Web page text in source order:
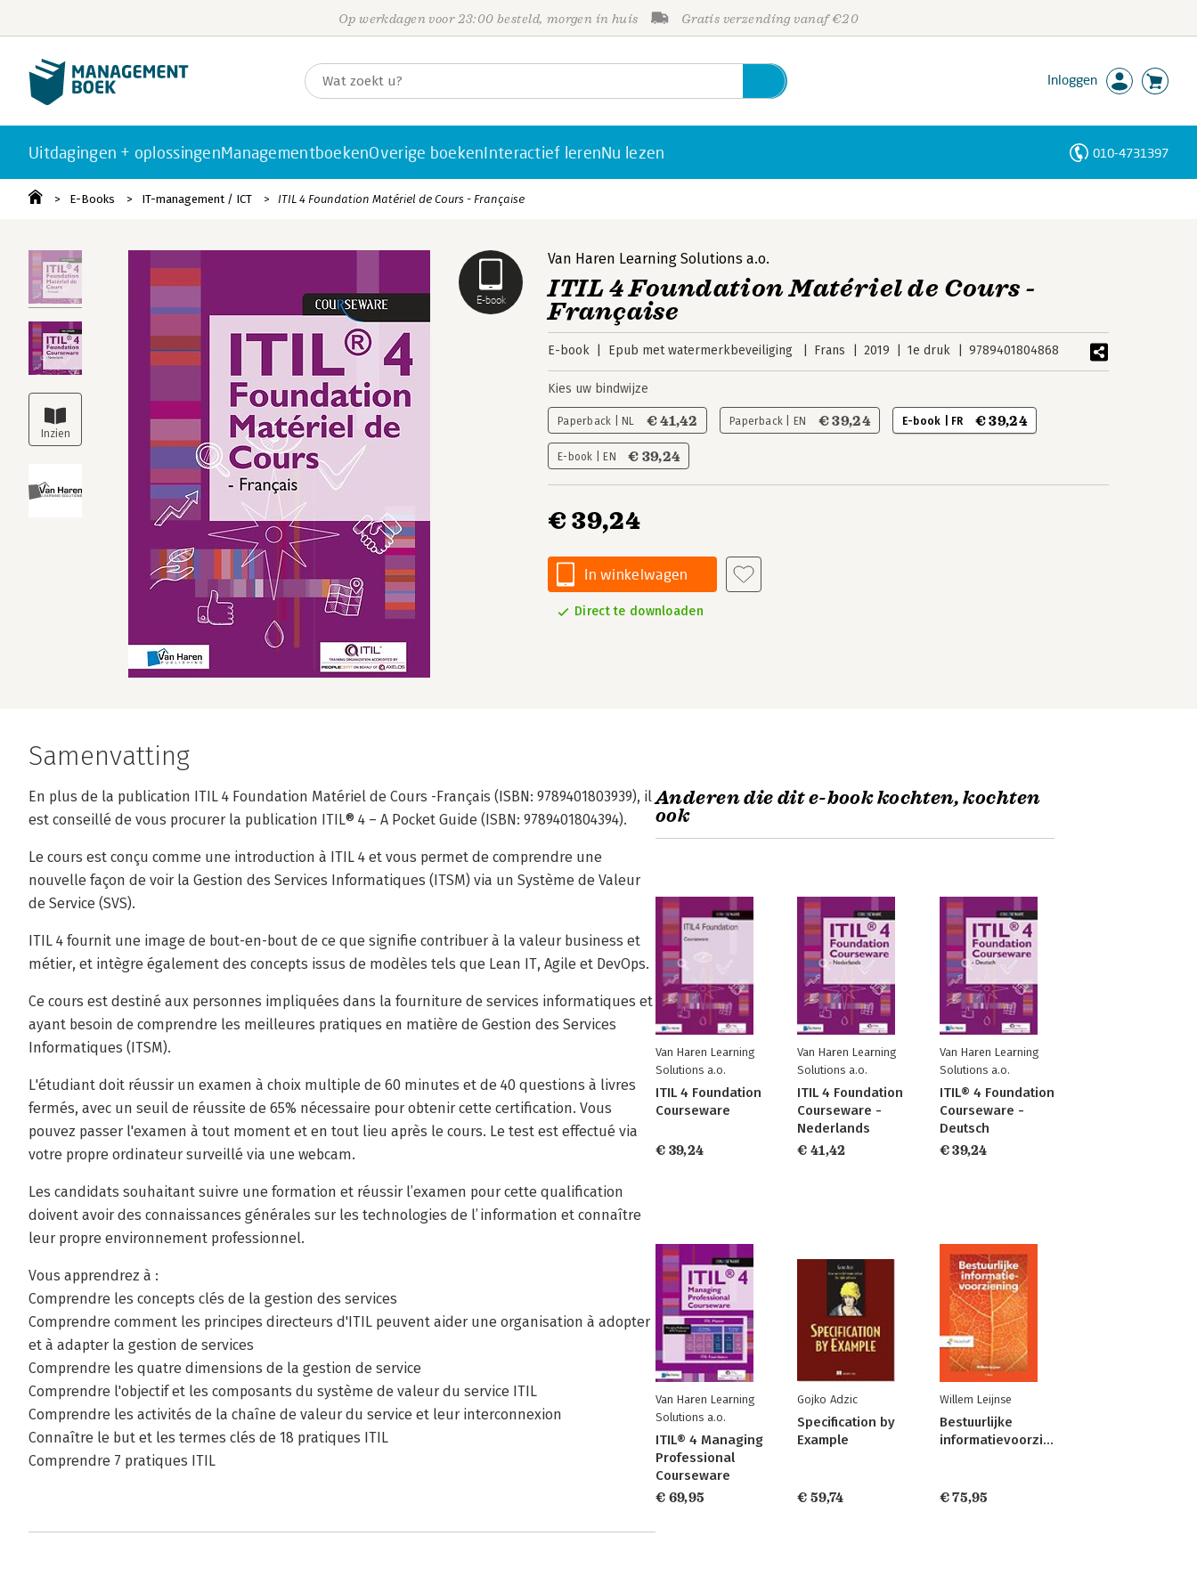
Op werkdagen voor 23:00 besteld, morgen in huis Gratis verzending vanaf €20
Inloggen
Uitdagingen + oplossingenManagementboekenOverige boekenInteractief lerenNu lezen 010-4731397
E-Books IT-management / ICT ITIL 4 Foundation Matériel de Cours - Française
E-book
Van Haren Learning Solutions a.o.
ITIL 4 Foundation Matériel de Cours -
Française
E-book Epub met watermerkbeveiliging Frans 2019 1e druk 9789401804868
Kies uw bindwijze
Paperback | NL € 41,42 Paperback | EN € 39,24 E-book | FR € 39,24
E-book | EN € 39,24
€ 39,24
In winkelwagen
Direct te downloaden
Samenvatting
En plus de la publication ITIL 4 Foundation Matériel de Cours -Français (ISBN: 9789401803939), il
est conseillé de vous procurer la publication ITIL® 4 – A Pocket Guide (ISBN: 9789401804394).
Le cours est conçu comme une introduction à ITIL 4 et vous permet de comprendre une
nouvelle façon de voir la Gestion des Services Informatiques (ITSM) via un Système de Valeur
de Service (SVS).
ITIL 4 fournit une image de bout-en-bout de ce que signifie contribuer à la valeur business et
métier, et intègre également des concepts issus de modèles tels que Lean IT, Agile et DevOps.
Ce cours est destiné aux personnes impliquées dans la fourniture de services informatiques et
ayant besoin de comprendre les meilleures pratiques en matière de Gestion des Services
Informatiques (ITSM).
L'étudiant doit réussir un examen à choix multiple de 60 minutes et de 40 questions à livres
fermés, avec un seuil de réussite de 65% nécessaire pour obtenir cette certification. Vous
pouvez passer l'examen à tout moment et en tout lieu après le cours. Le test est effectué via
votre propre ordinateur surveillé via une webcam.
Les candidats souhaitant suivre une formation et réussir l’examen pour cette qualification
doivent avoir des connaissances générales sur les technologies de l’information et connaître
leur propre environnement professionnel.
Vous apprendrez à :
Comprendre les concepts clés de la gestion des services
Comprendre comment les principes directeurs d'ITIL peuvent aider une organisation à adopter
et à adapter la gestion de services
Comprendre les quatre dimensions de la gestion de service
Comprendre l'objectif et les composants du système de valeur du service ITIL
Comprendre les activités de la chaîne de valeur du service et leur interconnexion
Connaître le but et les termes clés de 18 pratiques ITIL
Comprendre 7 pratiques ITIL
Anderen die dit e-book kochten, kochten
ook
Van Haren Learning
Solutions a.o.
ITIL 4 Foundation
Courseware
€ 39,24
Van Haren Learning
Solutions a.o.
ITIL 4 Foundation
Courseware -
Nederlands
€ 41,42
Van Haren Learning
Solutions a.o.
ITIL® 4 Foundation
Courseware -
Deutsch
€ 39,24
Van Haren Learning
Solutions a.o.
ITIL® 4 Managing
Professional
Courseware
€ 69,95
Gojko Adzic
Specification by
Example
€ 59,74
Willem Leijnse
Bestuurlijke
informatievoorziening
€ 75,95
Personen